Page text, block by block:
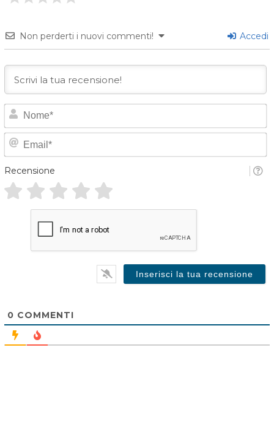
Non perderti i nuovi commenti! Accedi
o
Recensione
0 COMMENTI